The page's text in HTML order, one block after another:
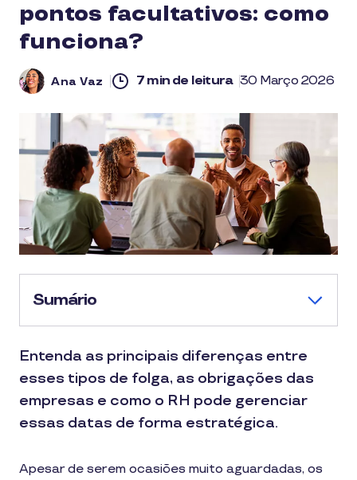
pontos facultativos: como
funciona?
Ana Vaz 7 min de leitura 30 Março 2026
Sumário
Entenda as principais diferenças entre
esses tipos de folga, as obrigações das
empresas e como o RH pode gerenciar
essas datas de forma estratégica.
Apesar de serem ocasiões muito aguardadas, os